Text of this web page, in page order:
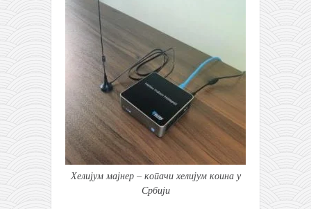
најновије на блогу
моје белешке
историја каратеа
бубиши
карате
кихон
наиханчи
кушанку
Хелијум мајнер – копачи хелијум коина у
Србији